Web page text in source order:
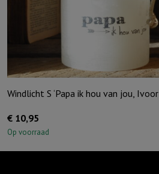
Windlicht S ‘Papa ik hou van jou, Ivoor
€ 10,95
Op voorraad